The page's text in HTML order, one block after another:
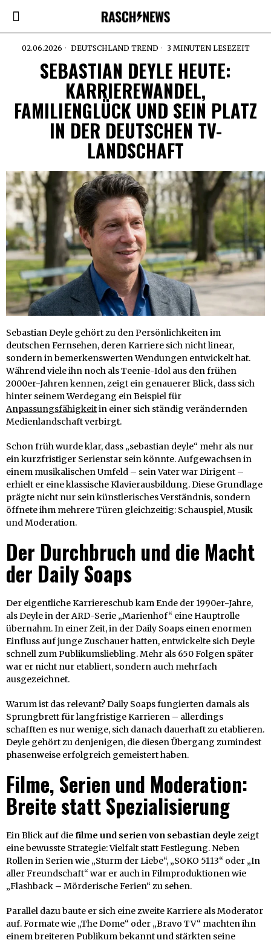
02.06.2026 DEUTSCHLAND TREND 3 MINUTEN LESEZEIT
SEBASTIAN DEYLE HEUTE:
KARRIEREWANDEL,
FAMILIENGLÜCK UND SEIN PLATZ
IN DER DEUTSCHEN TV-
LANDSCHAFT
Sebastian Deyle gehört zu den Persönlichkeiten im
deutschen Fernsehen, deren Karriere sich nicht linear,
sondern in bemerkenswerten Wendungen entwickelt hat.
Während viele ihn noch als Teenie-Idol aus den frühen
2000er-Jahren kennen, zeigt ein genauerer Blick, dass sich
hinter seinem Werdegang ein Beispiel für
Anpassungsfähigkeitin einer sich ständig verändernden
Medienlandschaft verbirgt.
Schon früh wurde klar, dass „sebastian deyle“ mehr als nur
ein kurzfristiger Serienstar sein könnte. Aufgewachsen in
einem musikalischen Umfeld – sein Vater war Dirigent –
erhielt er eine klassische Klavierausbildung. Diese Grundlage
prägte nicht nur sein künstlerisches Verständnis, sondern
öffnete ihm mehrere Türen gleichzeitig: Schauspiel, Musik
und Moderation.
Der Durchbruch und die Macht
der Daily Soaps
Der eigentliche Karriereschub kam Ende der 1990er-Jahre,
als Deyle in der ARD-Serie „Marienhof“ eine Hauptrolle
übernahm. In einer Zeit, in der Daily Soaps einen enormen
Einfluss auf junge Zuschauer hatten, entwickelte sich Deyle
schnell zum Publikumsliebling. Mehr als 650 Folgen später
war er nicht nur etabliert, sondern auch mehrfach
ausgezeichnet.
Warum ist das relevant? Daily Soaps fungierten damals als
Sprungbrett für langfristige Karrieren – allerdings
schafften es nur wenige, sich danach dauerhaft zu etablieren.
Deyle gehört zu denjenigen, die diesen Übergang zumindest
phasenweise erfolgreich gemeistert haben.
Filme, Serien und Moderation:
Breite statt Spezialisierung
Ein Blick auf diefilme und serien von sebastian deyle zeigt
eine bewusste Strategie: Vielfalt statt Festlegung. Neben
Rollen in Serien wie „Sturm der Liebe“, „SOKO 5113“ oder „In
aller Freundschaft“ war er auch in Filmproduktionen wie
„Flashback – Mörderische Ferien“ zu sehen.
Parallel dazu baute er sich eine zweite Karriere als Moderator
auf. Formate wie „The Dome“ oder „Bravo TV“ machten ihn
einem breiteren Publikum bekannt und stärkten seine